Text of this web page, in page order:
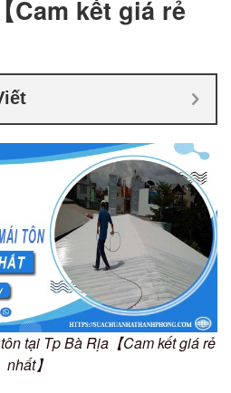
Cam kết giá rẻ
tại Tp Bà Rịa【Cam kết giá rẻ
nhất】